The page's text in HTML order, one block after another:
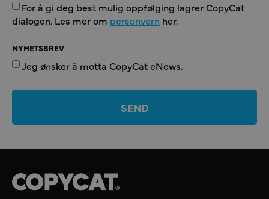
For å gi deg best mulig oppfølging lagrer CopyCat
dialogen. Les mer om personvern her.
NYHETSBREV
Jeg ønsker å motta CopyCat eNews.
SEND